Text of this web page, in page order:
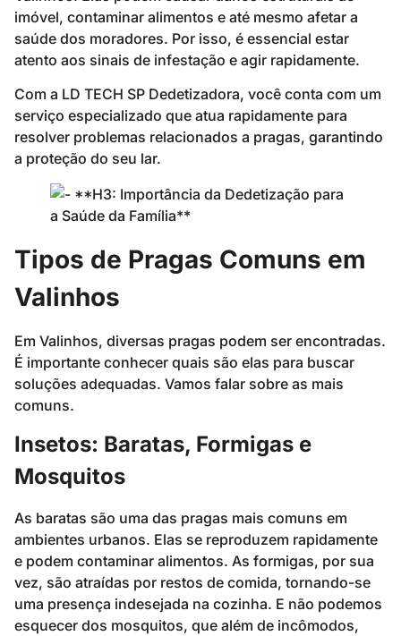
imóvel, contaminar alimentos e até mesmo afetar a
saúde dos moradores. Por isso, é essencial estar
atento aos sinais de infestação e agir rapidamente.
Com a LD TECH SP Dedetizadora, você conta com um
serviço especializado que atua rapidamente para
resolver problemas relacionados a pragas, garantindo
a proteção do seu lar.
Tipos de Pragas Comuns em
Valinhos
Em Valinhos, diversas pragas podem ser encontradas.
É importante conhecer quais são elas para buscar
soluções adequadas. Vamos falar sobre as mais
comuns.
Insetos: Baratas, Formigas e
Mosquitos
As baratas são uma das pragas mais comuns em
ambientes urbanos. Elas se reproduzem rapidamente
e podem contaminar alimentos. As formigas, por sua
vez, são atraídas por restos de comida, tornando-se
uma presença indesejada na cozinha. E não podemos
esquecer dos mosquitos, que além de incômodos,